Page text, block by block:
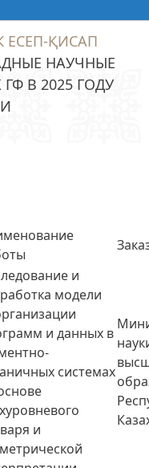
ЕСЕП-ҚИСАП
НАУЧНЫЕ
В 2025 ГОДУ
и
модели
и данных в
системах
и